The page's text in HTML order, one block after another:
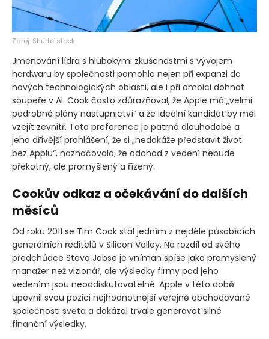
Zdroj: Shutterstock
Jmenování lídra s hlubokými zkušenostmi s vývojem
hardwaru by společnosti pomohlo nejen při expanzi do
nových technologických oblastí, ale i při ambici dohnat
soupeře v AI. Cook často zdůrazňoval, že Apple má „velmi
podrobné plány nástupnictví“ a že ideální kandidát by měl
vzejít zevnitř. Tato preference je patrná dlouhodobě a
jeho dřívější prohlášení, že si „nedokáže představit život
bez Applu“, naznačovala, že odchod z vedení nebude
překotný, ale promyšlený a řízený.
Cookův odkaz a očekávání do dalších
měsíců
Od roku 2011 se Tim Cook stal jedním z nejdéle působících
generálních ředitelů v Silicon Valley. Na rozdíl od svého
předchůdce Steva Jobse je vnímán spíše jako promyšlený
manažer než vizionář, ale výsledky firmy pod jeho
vedením jsou neoddiskutovatelné. Apple v této době
upevnil svou pozici nejhodnotnější veřejně obchodované
společnosti světa a dokázal trvale generovat silné
finanční výsledky.